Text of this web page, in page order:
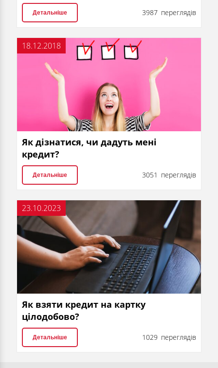
Детальніше 3987 переглядів
18.12.2018
Як дізнатися, чи дадуть мені
кредит?
Детальніше 3051 переглядів
23.10.2023
Як взяти кредит на картку
цілодобово?
Детальніше 1029 переглядів